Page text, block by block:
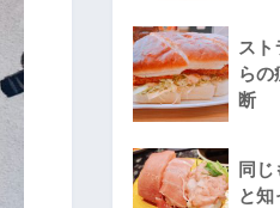
スト
らの
断
同
と知